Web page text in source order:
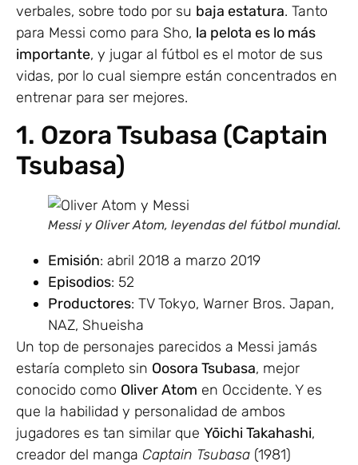
verbales, sobre todo por su baja estatura. Tanto
para Messi como para Sho, la pelota es lo más
importante, y jugar al fútbol es el motor de sus
vidas, por lo cual siempre están concentrados en
entrenar para ser mejores.
1. Ozora Tsubasa (Captain
Tsubasa)
Messi y Oliver Atom, leyendas del fútbol mundial.
Emisión: abril 2018 a marzo 2019
Episodios: 52
Productores: TV Tokyo, Warner Bros. Japan,
NAZ, Shueisha
Un top de personajes parecidos a Messi jamás
estaría completo sin Oosora Tsubasa, mejor
conocido como Oliver Atom en Occidente. Y es
que la habilidad y personalidad de ambos
jugadores es tan similar que Yōichi Takahashi,
creador del manga Captain Tsubasa (1981)